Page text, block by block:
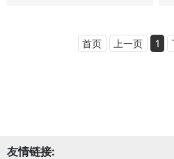
首页 上一页 1
友情链接: